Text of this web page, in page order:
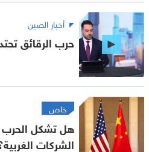
أخبار الصين
حرب الرقائق
خاص
هل تشكل الحرب
الشركات